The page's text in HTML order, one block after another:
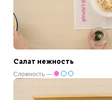
Салат нежность
Сложность —